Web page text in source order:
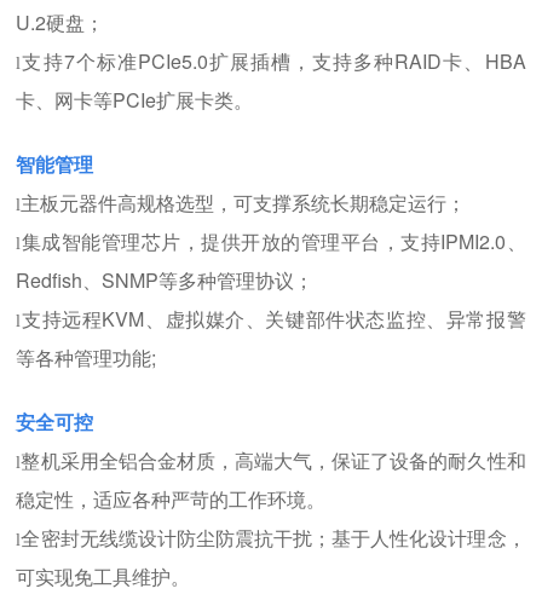
U.2硬盘；
l支持7个标准PCIe5.0扩展插槽，支持多种RAID卡、HBA
卡、网卡等PCIe扩展卡类。
智能管理
l主板元器件高规格选型，可支撑系统长期稳定运行；
l集成智能管理芯片，提供开放的管理平台，支持IPMI2.0、
Redfish、SNMP等多种管理协议；
l支持远程KVM、虚拟媒介、关键部件状态监控、异常报警
等各种管理功能;
安全可控
l整机采用全铝合金材质，高端大气，保证了设备的耐久性和
稳定性，适应各种严苛的工作环境。
l全密封无线缆设计防尘防震抗干扰；基于人性化设计理念，
可实现免工具维护。